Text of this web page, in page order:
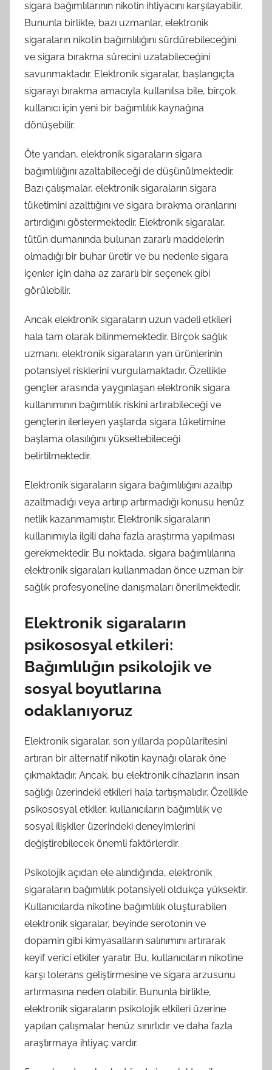
sigara bağımlılarının nikotin ihtiyacını karşılayabilir.
Bununla birlikte, bazı uzmanlar, elektronik
sigaraların nikotin bağımlılığını sürdürebileceğini
ve sigara bırakma sürecini uzatabileceğini
savunmaktadır. Elektronik sigaralar, başlangıçta
sigarayı bırakma amacıyla kullanılsa bile, birçok
kullanıcı için yeni bir bağımlılık kaynağına
dönüşebilir.
Öte yandan, elektronik sigaraların sigara
bağımlılığını azaltabileceği de düşünülmektedir.
Bazı çalışmalar, elektronik sigaraların sigara
tüketimini azalttığını ve sigara bırakma oranlarını
artırdığını göstermektedir. Elektronik sigaralar,
tütün dumanında bulunan zararlı maddelerin
olmadığı bir buhar üretir ve bu nedenle sigara
içenler için daha az zararlı bir seçenek gibi
görülebilir.
Ancak elektronik sigaraların uzun vadeli etkileri
hala tam olarak bilinmemektedir. Birçok sağlık
uzmanı, elektronik sigaraların yan ürünlerinin
potansiyel risklerini vurgulamaktadır. Özellikle
gençler arasında yaygınlaşan elektronik sigara
kullanımının bağımlılık riskini artırabileceği ve
gençlerin ilerleyen yaşlarda sigara tüketimine
başlama olasılığını yükseltebileceği
belirtilmektedir.
Elektronik sigaraların sigara bağımlılığını azaltıp
azaltmadığı veya artırıp artırmadığı konusu henüz
netlik kazanmamıştır. Elektronik sigaraların
kullanımıyla ilgili daha fazla araştırma yapılması
gerekmektedir. Bu noktada, sigara bağımlılarına
elektronik sigaraları kullanmadan önce uzman bir
sağlık profesyoneline danışmaları önerilmektedir.
Elektronik sigaraların
psikososyal etkileri:
Bağımlılığın psikolojik ve
sosyal boyutlarına
odaklanıyoruz
Elektronik sigaralar, son yıllarda popülaritesini
artıran bir alternatif nikotin kaynağı olarak öne
çıkmaktadır. Ancak, bu elektronik cihazların insan
sağlığı üzerindeki etkileri hala tartışmalıdır. Özellikle
psikososyal etkiler, kullanıcıların bağımlılık ve
sosyal ilişkiler üzerindeki deneyimlerini
değiştirebilecek önemli faktörlerdir.
Psikolojik açıdan ele alındığında, elektronik
sigaraların bağımlılık potansiyeli oldukça yüksektir.
Kullanıcılarda nikotine bağımlılık oluşturabilen
elektronik sigaralar, beyinde serotonin ve
dopamin gibi kimyasalların salınımını artırarak
keyif verici etkiler yaratır. Bu, kullanıcıların nikotine
karşı tolerans geliştirmesine ve sigara arzusunu
artırmasına neden olabilir. Bununla birlikte,
elektronik sigaraların psikolojik etkileri üzerine
yapılan çalışmalar henüz sınırlıdır ve daha fazla
araştırmaya ihtiyaç vardır.